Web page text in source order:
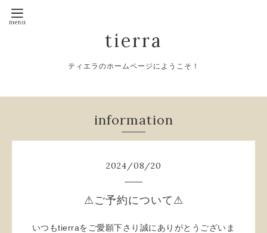
tierra
ティエラのホームページにようこそ！
information
2024/08/20
⚠ご予約について⚠
いつもtierraをご愛願下さり誠にありがとうございま